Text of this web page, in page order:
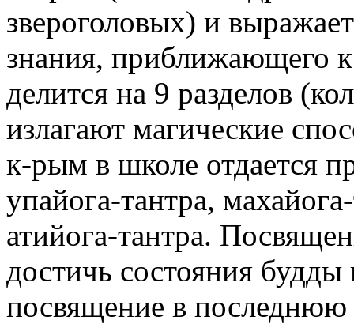
звероголовых) и
знания, приближающего
делится на 9 разделов
излагают магические
к-рым в школе отдается
упайога-тантра,
атийога-тантра.
достичь состояния
посвящение в